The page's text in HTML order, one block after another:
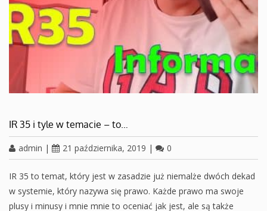
IR 35 i tyle w temacie – to…
admin | 21 października, 2019 | 0
IR 35 to temat, który jest w zasadzie już niemalże dwóch dekad
w systemie, który nazywa się prawo. Każde prawo ma swoje
plusy i minusy i mnie mnie to oceniać jak jest, ale są także